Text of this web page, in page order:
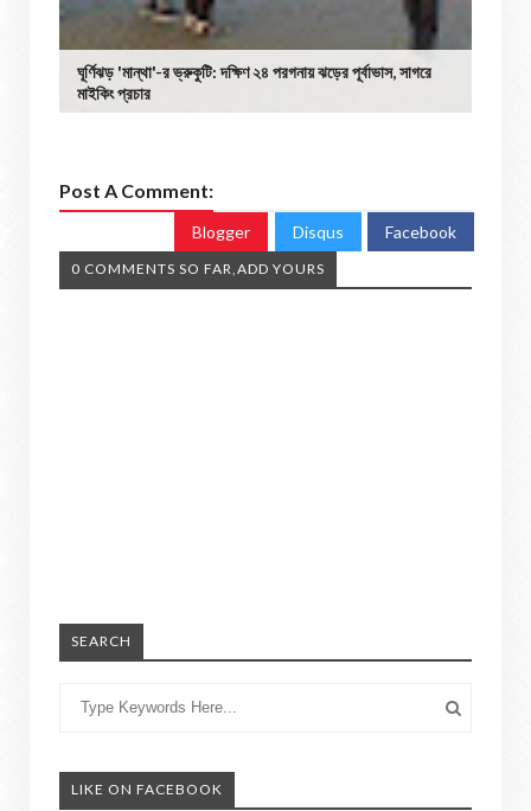
ঘূর্ণিঝড় 'মান্থা'-র ভ্রুকুটি: দক্ষিণ ২৪ পরগনায় ঝড়ের পূর্বাভাস, সাগরে
মাইকিং প্রচার
Post A Comment:
Blogger Disqus Facebook
0 COMMENTS SO FAR,ADD YOURS
SEARCH
LIKE ON FACEBOOK